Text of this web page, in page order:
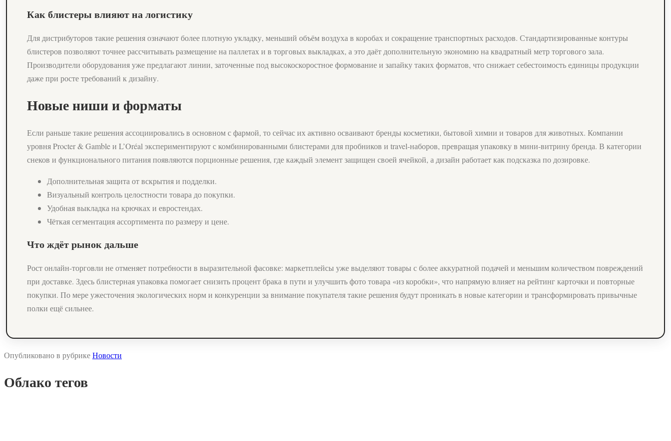
Как блистеры влияют на логистику
Для дистрибуторов такие решения означают более плотную укладку, меньший объём воздуха в коробах и сокращение транспортных расходов. Стандартизированные контуры
блистеров позволяют точнее рассчитывать размещение на паллетах и в торговых выкладках, а это даёт дополнительную экономию на квадратный метр торгового зала.
Производители оборудования уже предлагают линии, заточенные под высокоскоростное формование и запайку таких форматов, что снижает себестоимость единицы продукции
даже при росте требований к дизайну.
Новые ниши и форматы
Если раньше такие решения ассоциировались в основном с фармой, то сейчас их активно осваивают бренды косметики, бытовой химии и товаров для животных. Компании
уровня Procter & Gamble и L’Oréal экспериментируют с комбинированными блистерами для пробников и travel-наборов, превращая упаковку в мини-витрину бренда. В категории
снеков и функционального питания появляются порционные решения, где каждый элемент защищен своей ячейкой, а дизайн работает как подсказка по дозировке.
Дополнительная защита от вскрытия и подделки.
Визуальный контроль целостности товара до покупки.
Удобная выкладка на крючках и евростендах.
Чёткая сегментация ассортимента по размеру и цене.
Что ждёт рынок дальше
Рост онлайн-торговли не отменяет потребности в выразительной фасовке: маркетплейсы уже выделяют товары с более аккуратной подачей и меньшим количеством повреждений
при доставке. Здесь блистерная упаковка помогает снизить процент брака в пути и улучшить фото товара «из коробки», что напрямую влияет на рейтинг карточки и повторные
покупки. По мере ужесточения экологических норм и конкуренции за внимание покупателя такие решения будут проникать в новые категории и трансформировать привычные
полки ещё сильнее.
Опубликовано в рубрике Новости
Облако тегов